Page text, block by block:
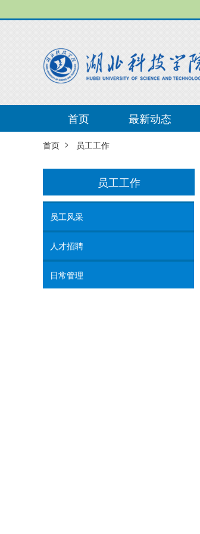
首页 最新动态
首页 > 员工工作
员工工作
员工风采
人才招聘
日常管理